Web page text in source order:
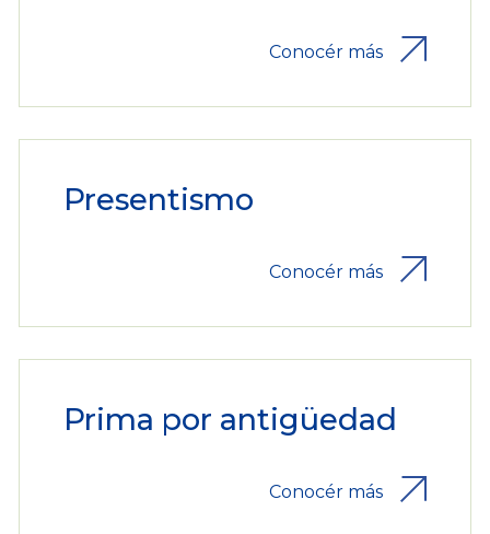
Conocér más
Presentismo
Conocér más
Prima por antigüedad
Conocér más